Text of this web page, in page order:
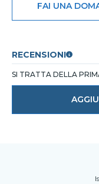
FAI UNA
RECENSIONI
SI TRATTA DELLA